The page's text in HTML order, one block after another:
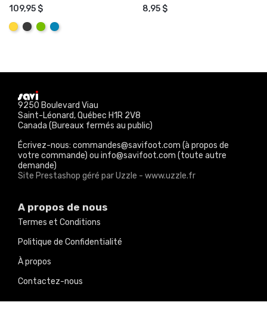
109,95 $
JauneGraphite
LimeAqua
AJOUTER AU PANIER 8,95 $
9250 Boulevard Viau
Saint-Léonard, Québec H1R 2V8
Canada (Bureaux fermés au public)
Écrivez-nous: commandes@savifoot.com (à propos de
votre commande) ou info@savifoot.com (toute autre
demande)
Site Prestashop géré par Uzzle - www.uzzle.fr
A propos de nous
Termes et Conditions
Politique de Confidentialité
À propos
Contactez-nous